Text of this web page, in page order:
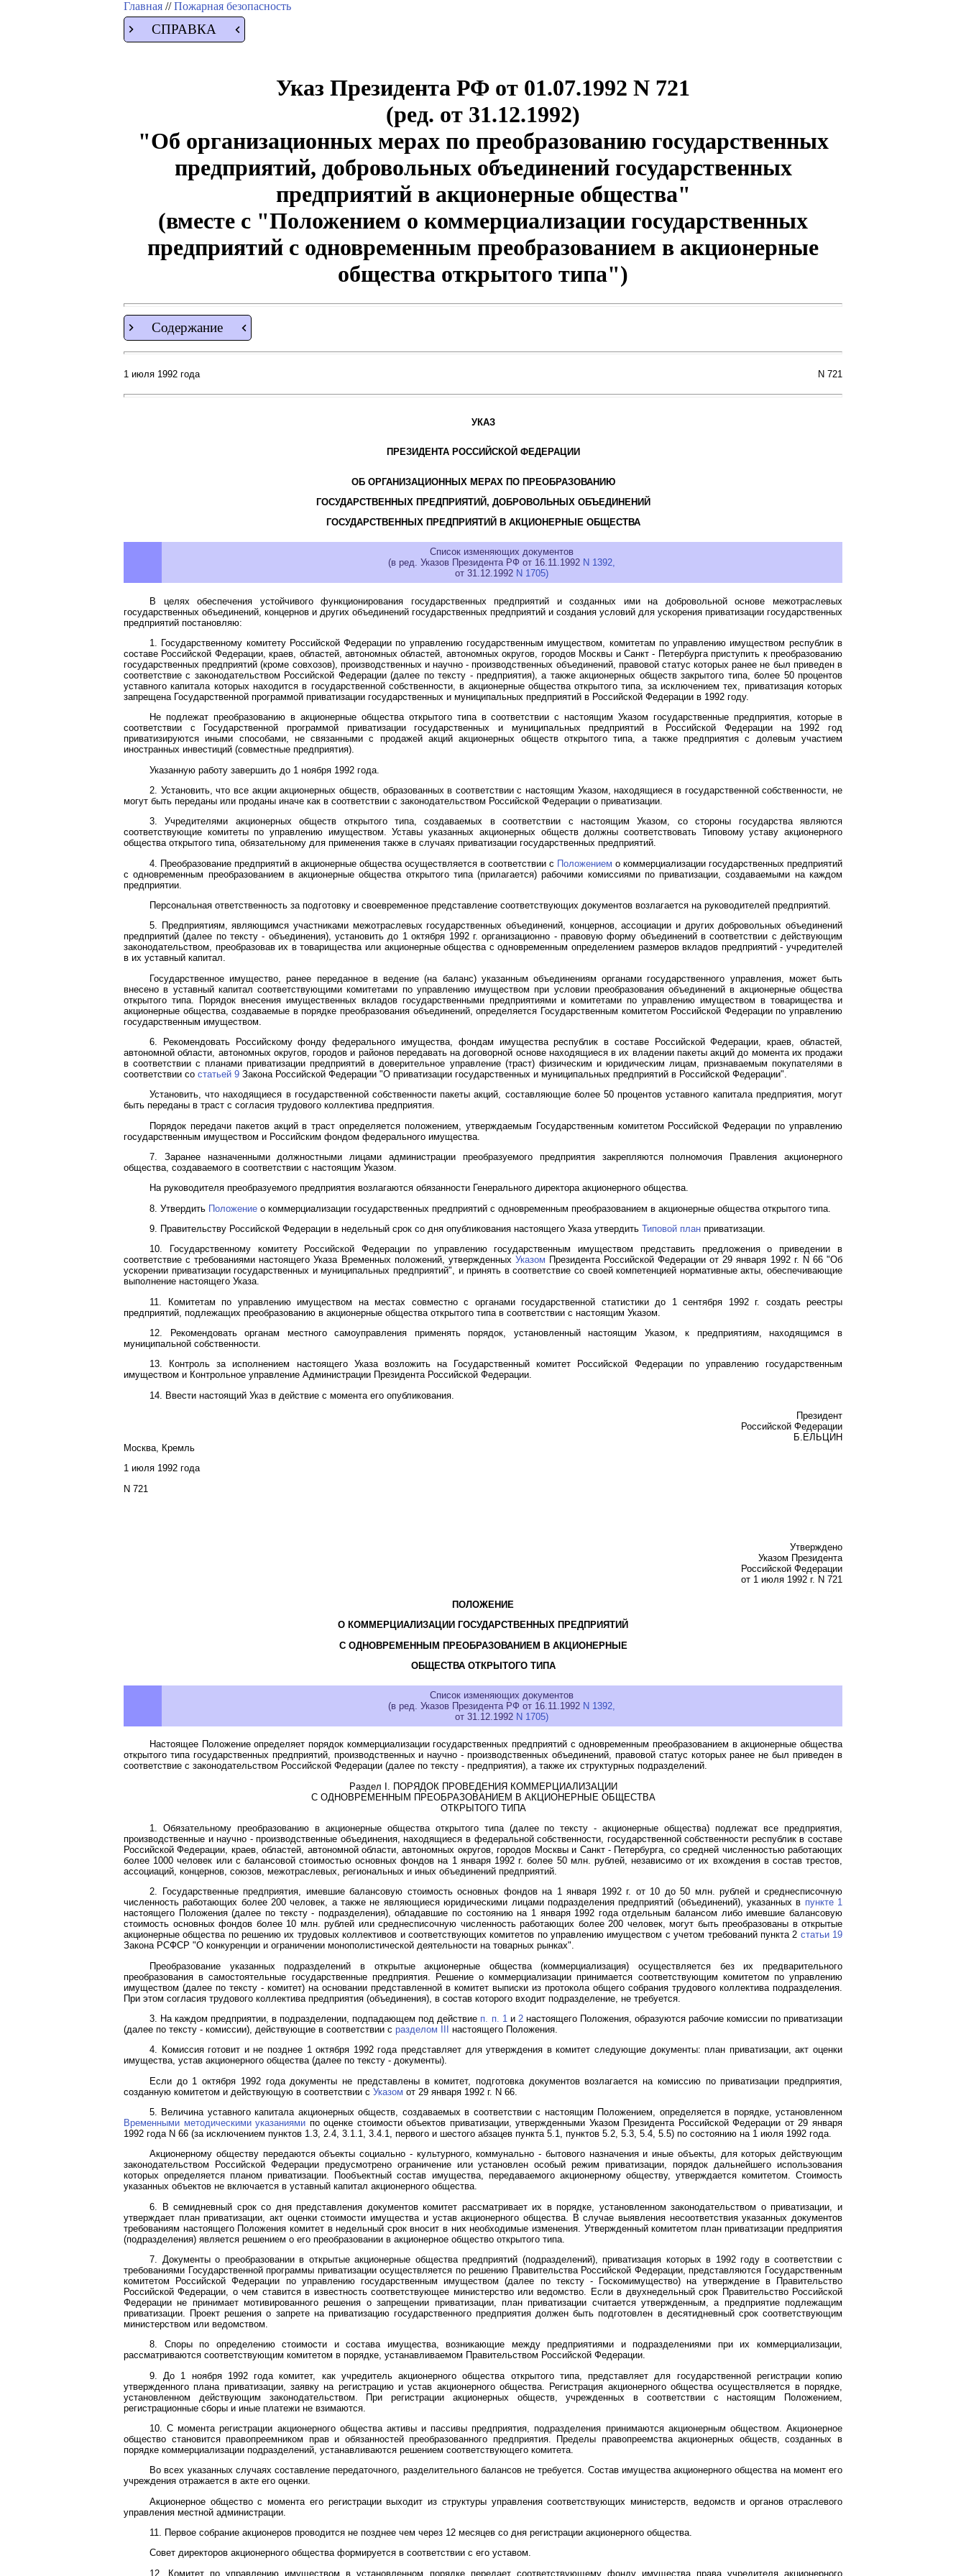
Главная //Пожарная безопасность
СПРАВКА
Указ Президента РФ от 01.07.1992 N 721
(ред. от 31.12.1992)
"Об организационных мерах по преобразованию государственных
предприятий, добровольных объединений государственных
предприятий в акционерные общества"
(вместе с "Положением о коммерциализации государственных
предприятий с одновременным преобразованием в акционерные
общества открытого типа")
Содержание
1 июля 1992 года N 721
УКАЗ
ПРЕЗИДЕНТА РОССИЙСКОЙ ФЕДЕРАЦИИ
ОБ ОРГАНИЗАЦИОННЫХ МЕРАХ ПО ПРЕОБРАЗОВАНИЮ
ГОСУДАРСТВЕННЫХ ПРЕДПРИЯТИЙ, ДОБРОВОЛЬНЫХ ОБЪЕДИНЕНИЙ
ГОСУДАРСТВЕННЫХ ПРЕДПРИЯТИЙ В АКЦИОНЕРНЫЕ ОБЩЕСТВА
Список изменяющих документов
(в ред. Указов Президента РФ от 16.11.1992 N 1392,
от 31.12.1992 N 1705)
В целях обеспечения устойчивого функционирования государственных предприятий и созданных ими на добровольной основе межотраслевых
государственных объединений, концернов и других объединений государственных предприятий и создания условий для ускорения приватизации государственных
предприятий постановляю:
1. Государственному комитету Российской Федерации по управлению государственным имуществом, комитетам по управлению имуществом республик в
составе Российской Федерации, краев, областей, автономных областей, автономных округов, городов Москвы и Санкт - Петербурга приступить к преобразованию
государственных предприятий (кроме совхозов), производственных и научно - производственных объединений, правовой статус которых ранее не был приведен в
соответствие с законодательством Российской Федерации (далее по тексту - предприятия), а также акционерных обществ закрытого типа, более 50 процентов
уставного капитала которых находится в государственной собственности, в акционерные общества открытого типа, за исключением тех, приватизация которых
запрещена Государственной программой приватизации государственных и муниципальных предприятий в Российской Федерации в 1992 году.
Не подлежат преобразованию в акционерные общества открытого типа в соответствии с настоящим Указом государственные предприятия, которые в
соответствии с Государственной программой приватизации государственных и муниципальных предприятий в Российской Федерации на 1992 год
приватизируются иными способами, не связанными с продажей акций акционерных обществ открытого типа, а также предприятия с долевым участием
иностранных инвестиций (совместные предприятия).
Указанную работу завершить до 1 ноября 1992 года.
2. Установить, что все акции акционерных обществ, образованных в соответствии с настоящим Указом, находящиеся в государственной собственности, не
могут быть переданы или проданы иначе как в соответствии с законодательством Российской Федерации о приватизации.
3. Учредителями акционерных обществ открытого типа, создаваемых в соответствии с настоящим Указом, со стороны государства являются
соответствующие комитеты по управлению имуществом. Уставы указанных акционерных обществ должны соответствовать Типовому уставу акционерного
общества открытого типа, обязательному для применения также в случаях приватизации государственных предприятий.
4. Преобразование предприятий в акционерные общества осуществляется в соответствии с Положением о коммерциализации государственных предприятий
с одновременным преобразованием в акционерные общества открытого типа (прилагается) рабочими комиссиями по приватизации, создаваемыми на каждом
предприятии.
Персональная ответственность за подготовку и своевременное представление соответствующих документов возлагается на руководителей предприятий.
5. Предприятиям, являющимся участниками межотраслевых государственных объединений, концернов, ассоциации и других добровольных объединений
предприятий (далее по тексту - объединения), установить до 1 октября 1992 г. организационно - правовую форму объединений в соответствии с действующим
законодательством, преобразовав их в товарищества или акционерные общества с одновременным определением размеров вкладов предприятий - учредителей
в их уставный капитал.
Государственное имущество, ранее переданное в ведение (на баланс) указанным объединениям органами государственного управления, может быть
внесено в уставный капитал соответствующими комитетами по управлению имуществом при условии преобразования объединений в акционерные общества
открытого типа. Порядок внесения имущественных вкладов государственными предприятиями и комитетами по управлению имуществом в товарищества и
акционерные общества, создаваемые в порядке преобразования объединений, определяется Государственным комитетом Российской Федерации по управлению
государственным имуществом.
6. Рекомендовать Российскому фонду федерального имущества, фондам имущества республик в составе Российской Федерации, краев, областей,
автономной области, автономных округов, городов и районов передавать на договорной основе находящиеся в их владении пакеты акций до момента их продажи
в соответствии с планами приватизации предприятий в доверительное управление (траст) физическим и юридическим лицам, признаваемым покупателями в
соответствии со статьей 9 Закона Российской Федерации "О приватизации государственных и муниципальных предприятий в Российской Федерации".
Установить, что находящиеся в государственной собственности пакеты акций, составляющие более 50 процентов уставного капитала предприятия, могут
быть переданы в траст с согласия трудового коллектива предприятия.
Порядок передачи пакетов акций в траст определяется положением, утверждаемым Государственным комитетом Российской Федерации по управлению
государственным имуществом и Российским фондом федерального имущества.
7. Заранее назначенными должностными лицами администрации преобразуемого предприятия закрепляются полномочия Правления акционерного
общества, создаваемого в соответствии с настоящим Указом.
На руководителя преобразуемого предприятия возлагаются обязанности Генерального директора акционерного общества.
8. Утвердить Положение о коммерциализации государственных предприятий с одновременным преобразованием в акционерные общества открытого типа.
9. Правительству Российской Федерации в недельный срок со дня опубликования настоящего Указа утвердить Типовой план приватизации.
10. Государственному комитету Российской Федерации по управлению государственным имуществом представить предложения о приведении в
соответствие с требованиями настоящего Указа Временных положений, утвержденных Указом Президента Российской Федерации от 29 января 1992 г. N 66 "Об
ускорении приватизации государственных и муниципальных предприятий", и принять в соответствие со своей компетенцией нормативные акты, обеспечивающие
выполнение настоящего Указа.
11. Комитетам по управлению имуществом на местах совместно с органами государственной статистики до 1 сентября 1992 г. создать реестры
предприятий, подлежащих преобразованию в акционерные общества открытого типа в соответствии с настоящим Указом.
12. Рекомендовать органам местного самоуправления применять порядок, установленный настоящим Указом, к предприятиям, находящимся в
муниципальной собственности.
13. Контроль за исполнением настоящего Указа возложить на Государственный комитет Российской Федерации по управлению государственным
имуществом и Контрольное управление Администрации Президента Российской Федерации.
14. Ввести настоящий Указ в действие с момента его опубликования.
Президент
Российской Федерации
Б.ЕЛЬЦИН
Москва, Кремль
1 июля 1992 года
N 721
Утверждено
Указом Президента
Российской Федерации
от 1 июля 1992 г. N 721
ПОЛОЖЕНИЕ
О КОММЕРЦИАЛИЗАЦИИ ГОСУДАРСТВЕННЫХ ПРЕДПРИЯТИЙ
С ОДНОВРЕМЕННЫМ ПРЕОБРАЗОВАНИЕМ В АКЦИОНЕРНЫЕ
ОБЩЕСТВА ОТКРЫТОГО ТИПА
Список изменяющих документов
(в ред. Указов Президента РФ от 16.11.1992 N 1392,
от 31.12.1992 N 1705)
Настоящее Положение определяет порядок коммерциализации государственных предприятий с одновременным преобразованием в акционерные общества
открытого типа государственных предприятий, производственных и научно - производственных объединений, правовой статус которых ранее не был приведен в
соответствие с законодательством Российской Федерации (далее по тексту - предприятия), а также их структурных подразделений.
Раздел I. ПОРЯДОК ПРОВЕДЕНИЯ КОММЕРЦИАЛИЗАЦИИ
С ОДНОВРЕМЕННЫМ ПРЕОБРАЗОВАНИЕМ В АКЦИОНЕРНЫЕ ОБЩЕСТВА
ОТКРЫТОГО ТИПА
1. Обязательному преобразованию в акционерные общества открытого типа (далее по тексту - акционерные общества) подлежат все предприятия,
производственные и научно - производственные объединения, находящиеся в федеральной собственности, государственной собственности республик в составе
Российской Федерации, краев, областей, автономной области, автономных округов, городов Москвы и Санкт - Петербурга, со средней численностью работающих
более 1000 человек или с балансовой стоимостью основных фондов на 1 января 1992 г. более 50 млн. рублей, независимо от их вхождения в состав трестов,
ассоциаций, концернов, союзов, межотраслевых, региональных и иных объединений предприятий.
2. Государственные предприятия, имевшие балансовую стоимость основных фондов на 1 января 1992 г. от 10 до 50 млн. рублей и среднесписочную
численность работающих более 200 человек, а также не являющиеся юридическими лицами подразделения предприятий (объединений), указанных в пункте 1
настоящего Положения (далее по тексту - подразделения), обладавшие по состоянию на 1 января 1992 года отдельным балансом либо имевшие балансовую
стоимость основных фондов более 10 млн. рублей или среднесписочную численность работающих более 200 человек, могут быть преобразованы в открытые
акционерные общества по решению их трудовых коллективов и соответствующих комитетов по управлению имуществом с учетом требований пункта 2 статьи 19
Закона РСФСР "О конкуренции и ограничении монополистической деятельности на товарных рынках".
Преобразование указанных подразделений в открытые акционерные общества (коммерциализация) осуществляется без их предварительного
преобразования в самостоятельные государственные предприятия. Решение о коммерциализации принимается соответствующим комитетом по управлению
имуществом (далее по тексту - комитет) на основании представленной в комитет выписки из протокола общего собрания трудового коллектива подразделения.
При этом согласия трудового коллектива предприятия (объединения), в состав которого входит подразделение, не требуется.
3. На каждом предприятии, в подразделении, подпадающем под действие п. п. 1 и 2настоящего Положения, образуются рабочие комиссии по приватизации
(далее по тексту - комиссии), действующие в соответствии с разделом III
настоящего Положения.
4. Комиссия готовит и не позднее 1 октября 1992 года представляет для утверждения в комитет следующие документы: план приватизации, акт оценки
имущества, устав акционерного общества (далее по тексту - документы).
Если до 1 октября 1992 года документы не представлены в комитет, подготовка документов возлагается на комиссию по приватизации предприятия,
созданную комитетом и действующую в соответствии с Указом от 29 января 1992 г. N 66.
5. Величина уставного капитала акционерных обществ, создаваемых в соответствии с настоящим Положением, определяется в порядке, установленном
Временными методическими указаниями по оценке стоимости объектов приватизации, утвержденными Указом Президента Российской Федерации от 29 января
1992 года N 66 (за исключением пунктов 1.3, 2.4, 3.1.1, 3.4.1, первого и шестого абзацев пункта 5.1, пунктов 5.2, 5.3, 5.4, 5.5) по состоянию на 1 июля 1992 года.
Акционерному обществу передаются объекты социально - культурного, коммунально - бытового назначения и иные объекты, для которых действующим
законодательством Российской Федерации предусмотрено ограничение или установлен особый режим приватизации, порядок дальнейшего использования
которых определяется планом приватизации. Пообъектный состав имущества, передаваемого акционерному обществу, утверждается комитетом. Стоимость
указанных объектов не включается в уставный капитал акционерного общества.
6. В семидневный срок со дня представления документов комитет рассматривает их в порядке, установленном законодательством о приватизации, и
утверждает план приватизации, акт оценки стоимости имущества и устав акционерного общества. В случае выявления несоответствия указанных документов
требованиям настоящего Положения комитет в недельный срок вносит в них необходимые изменения. Утвержденный комитетом план приватизации предприятия
(подразделения) является решением о его преобразовании в акционерное общество открытого типа.
7. Документы о преобразовании в открытые акционерные общества предприятий (подразделений), приватизация которых в 1992 году в соответствии с
требованиями Государственной программы приватизации осуществляется по решению Правительства Российской Федерации, представляются Государственным
комитетом Российской Федерации по управлению государственным имуществом (далее по тексту - Госкомимущество) на утверждение в Правительство
Российской Федерации, о чем ставится в известность соответствующее министерство или ведомство. Если в двухнедельный срок Правительство Российской
Федерации не принимает мотивированного решения о запрещении приватизации, план приватизации считается утвержденным, а предприятие подлежащим
приватизации. Проект решения о запрете на приватизацию государственного предприятия должен быть подготовлен в десятидневный срок соответствующим
министерством или ведомством.
8. Споры по определению стоимости и состава имущества, возникающие между предприятиями и подразделениями при их коммерциализации,
рассматриваются соответствующим комитетом в порядке, устанавливаемом Правительством Российской Федерации.
9. До 1 ноября 1992 года комитет, как учредитель акционерного общества открытого типа, представляет для государственной регистрации копию
утвержденного плана приватизации, заявку на регистрацию и устав акционерного общества. Регистрация акционерного общества осуществляется в порядке,
установленном действующим законодательством. При регистрации акционерных обществ, учрежденных в соответствии с настоящим Положением,
регистрационные сборы и иные платежи не взимаются.
10. С момента регистрации акционерного общества активы и пассивы предприятия, подразделения принимаются акционерным обществом. Акционерное
общество становится правопреемником прав и обязанностей преобразованного предприятия. Пределы правопреемства акционерных обществ, созданных в
порядке коммерциализации подразделений, устанавливаются решением соответствующего комитета.
Во всех указанных случаях составление передаточного, разделительного балансов не требуется. Состав имущества акционерного общества на момент его
учреждения отражается в акте его оценки.
Акционерное общество с момента его регистрации выходит из структуры управления соответствующих министерств, ведомств и органов отраслевого
управления местной администрации.
11. Первое собрание акционеров проводится не позднее чем через 12 месяцев со дня регистрации акционерного общества.
Совет директоров акционерного общества формируется в соответствии с его уставом.
12. Комитет по управлению имуществом в установленном порядке передает соответствующему фонду имущества права учредителя акционерного